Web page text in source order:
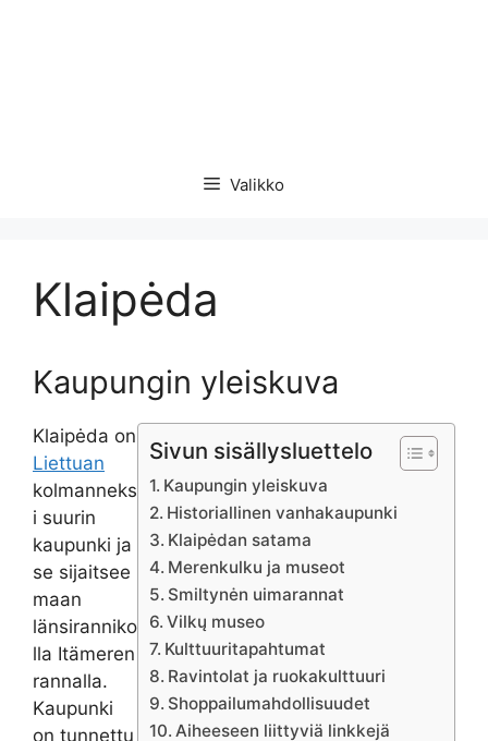
Valikko
Klaipėda
Kaupungin yleiskuva
Sivun sisällysluettelo
Kaupungin yleiskuva
Historiallinen vanhakaupunki
Klaipėdan satama
Merenkulku ja museot
Smiltynėn uimarannat
Vilkų museo
Kulttuuritapahtumat
Ravintolat ja ruokakulttuuri
Shoppailumahdollisuudet
Aiheeseen liittyviä linkkejä
Klaipėda on
Liettuan
kolmanneks
i suurin
kaupunki ja
se sijaitsee
maan
länsiranniko
lla Itämeren
rannalla.
Kaupunki
on tunnettu